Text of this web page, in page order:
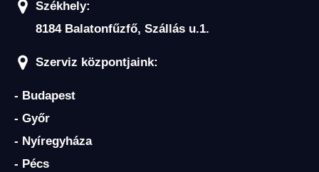
Székhely:
8184 Balatonfűzfő, Szállás u.1.
Szerviz központjaink:
- Budapest
- Győr
- Nyíregyháza
- Pécs